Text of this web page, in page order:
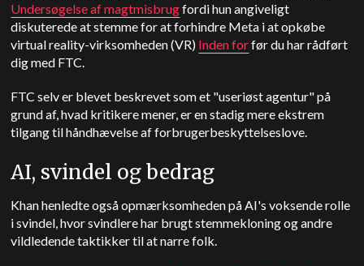
Undersøgelse af magtmisbrugfordi hun angiveligt
diskuterede at stemme for at forhindre Meta i at opkøbe
virtual reality-virksomheden (VR) Inden forfør du har rådført
dig med FTC.
FTC selv er blevet beskrevet som et "useriøst agentur" på
grund af, hvad kritikere mener, er en stadig mere ekstrem
tilgang til håndhævelse af forbrugerbeskyttelseslove.
AI, svindel og bedrag
Khan henledte også opmærksomheden på AI's voksende rolle
i svindel, hvor svindlere har brugt stemmekloning og andre
vildledende taktikker til at narre folk.